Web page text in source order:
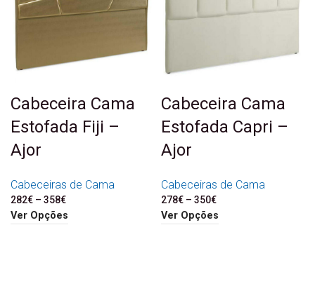
Cabeceira Cama
Estofada Fiji –
Ajor
Cabeceiras de Cama
282€ – 358€
through 358€
Ver Opções
Cabeceira Cama
Estofada Capri –
Ajor
Cabeceiras de Cama
278€ – 350€
through 350€
Ver Opções